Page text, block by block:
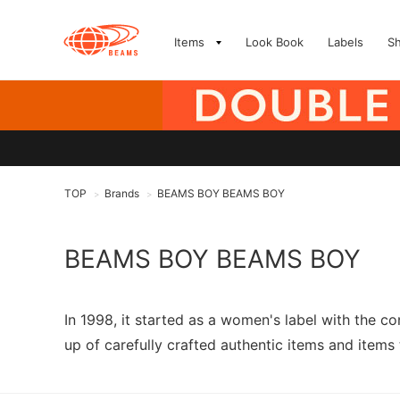
Items Look Book Labels
TOP > Brands > BEAMS BOY BEAMS BOY
BEAMS BOY BEAMS BOY
In 1998, it started as a women's label with the
up of carefully crafted authentic items and